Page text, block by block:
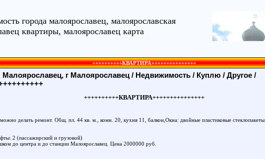
города малоярославец, малоярославская
квартиры, малоярославец карта
++++++++++КВАРТИРА+++++++++++++++
г Малоярославец / Недвижимость / Куплю / Другое /
++++++++++КВАРТИРА+++++++++++++++
делать ремонт. Общ. пл. 44 кв. м., комн. 20, кухня 11, балкон,Окна: двойные пластиковые стеклопакеты.
2 (пассажирский и грузовой)
до центра и до станции Малоярославец. Цена 2000000 руб.